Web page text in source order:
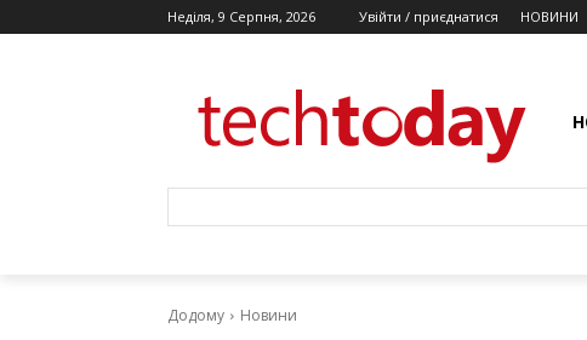
Неділя, 9 Серпня, 2026 Увійти / приєднатися НОВИНИ
Додому Новини